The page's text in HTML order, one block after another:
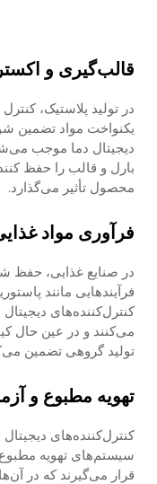
قالب‌گیری و
در تولید پلاستیک،
یکنواخت مواد تضمین
دیجیتال دما موجب
بارل و قالب را حفظ
محصول تأثیر می‌گذارد.
فرآوری مواد
در صنایع غذایی، حفظ
فرآیندهایی مانند
کنترل‌کننده‌های
می‌کنند و در عین حال
تولید گروهی تضمین
تهویه مطبوع و
کنترل‌کننده‌های
سیستم‌های تهویه
قرار می‌گیرند که در